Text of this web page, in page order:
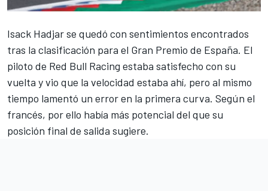
Isack Hadjarse quedó con sentimientos encontrados
tras la clasificación para el Gran Premio de España. El
piloto de Red Bull Racing estaba satisfecho con su
vuelta y vio que la velocidad estaba ahí, pero al mismo
tiempo lamentó un error en la primera curva. Según el
francés, por ello había más potencial del que su
posición final de salida sugiere.